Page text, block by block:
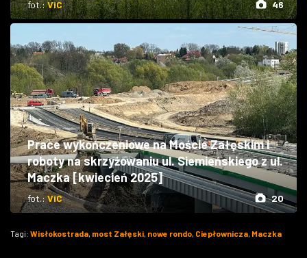
fot.:ViC 46
Prace wykończeniowe na Moście Załęskim i
roboty na skrzyżowaniu ul. Siemieńskiego z ul.
Maczka [kwiecień 2025]
fot.:ViC 20
Tagi: Wisłokostrada most Załęski nowe rondo Ciepłownicza Maczka